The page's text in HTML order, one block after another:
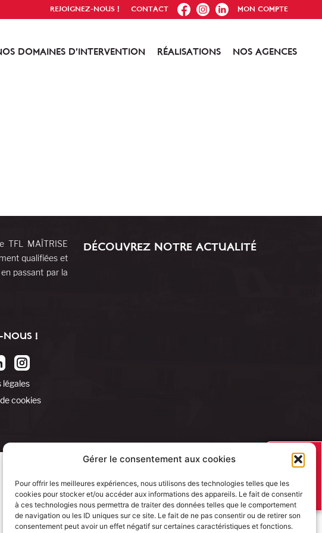
Gérer le consentement aux cookies
Pour offrir les meilleures expériences, nous utilisons des technologies telles que les
cookies pour stocker et/ou accéder aux informations des appareils. Le fait de consentir
à ces technologies nous permettra de traiter des données telles que le comportement
de navigation ou les ID uniques sur ce site. Le fait de ne pas consentir ou de retirer son
consentement peut avoir un effet négatif sur certaines caractéristiques et fonctions.
REJOIGNEZ-NOUS ! CONTACT FB IG IN MON COMPTE
DOMAINES D’INTERVENTION RÉALISATIONS NOS AGENCES
TFL MAÎTRISE
qualifiées et
passant par la
NOUS !
légales
cookies
DÉCOUVREZ NOTRE ACTUALITÉ
J’AI UN
PROJET